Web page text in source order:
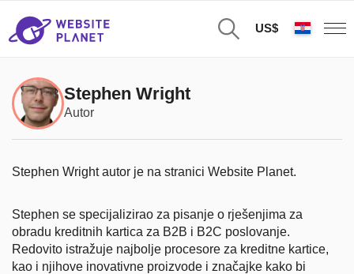
US$
Stephen Wright
Autor
Stephen Wright autor je na stranici Website Planet.
Stephen se specijalizirao za pisanje o rješenjima za
obradu kreditnih kartica za B2B i B2C poslovanje.
Redovito istražuje najbolje procesore za kreditne kartice,
kao i njihove inovativne proizvode i značajke kako bi